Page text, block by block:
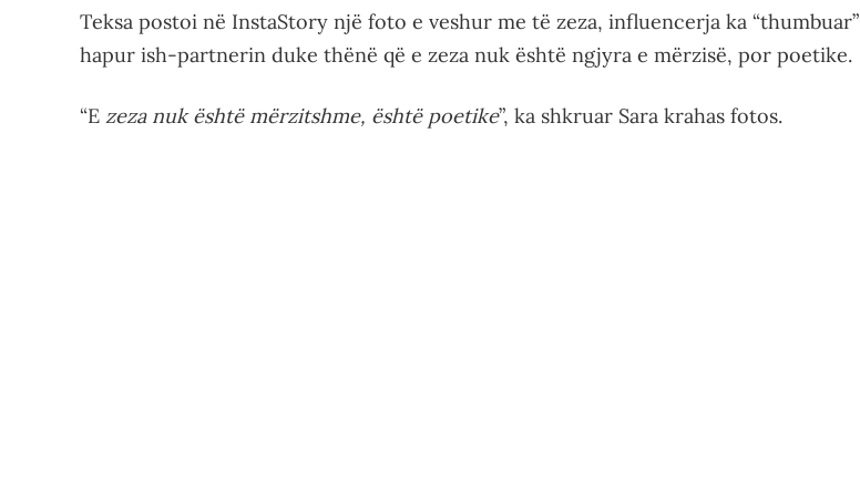
Teksa postoi në InstaStory një foto e veshur me të zeza, influencerja ka “thumbuar”
hapur ish-partnerin duke thënë që e zeza nuk është ngjyra e mërzisë, por poetike.
“E zeza nuk është mërzitshme, është poetike”, ka shkruar Sara krahas fotos.